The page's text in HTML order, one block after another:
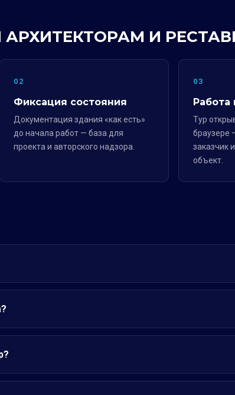
АРХИТЕКТОРАМ И
02
Фиксация состояния
Документация здания «как есть»
до начала работ — база для
проекта и авторского надзора.
03
Работа
Тур
браузере
заказчик
объект.